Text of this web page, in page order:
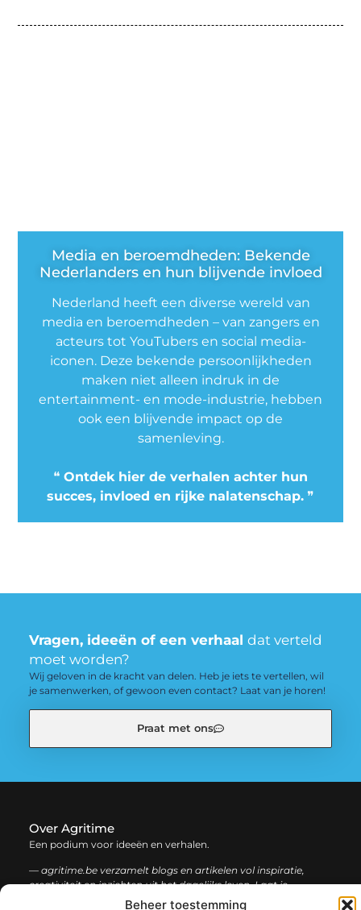
Beheer toestemming
Media en beroemdheden: Bekende
Nederlanders en hun blijvende invloed
Nederland heeft een diverse wereld van
media en beroemdheden – van zangers en
acteurs tot YouTubers en social media-
iconen. Deze bekende persoonlijkheden
maken niet alleen indruk in de
entertainment- en mode-industrie, hebben
ook een blijvende impact op de
samenleving.
❝ Ontdek hier de verhalen achter hun
succes, invloed en rijke nalatenschap. ❞
Vragen, ideeën of een verhaal dat verteld
moet worden?
Wij geloven in de kracht van delen. Heb je iets te vertellen, wil
je samenwerken, of gewoon even contact? Laat van je horen!
Praat met ons
Over Agritime
Een podium voor ideeën en verhalen.
— agritime.be verzamelt blogs en artikelen vol inspiratie,
creativiteit en inzichten uit het dagelijks leven. Laat je
verrassen door uiteenlopende content.